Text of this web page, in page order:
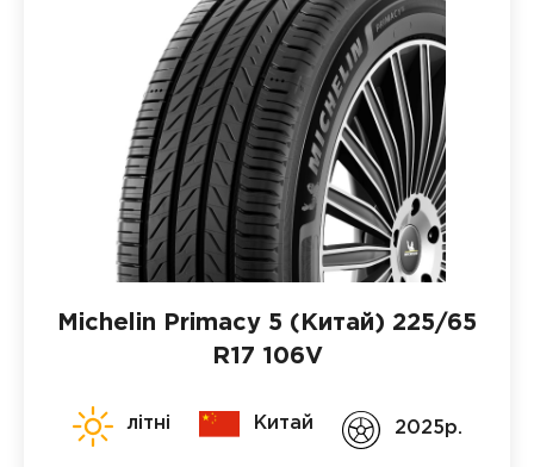
Michelin Primacy 5 (Китай) 225/65
R17 106V
літні Китай 2025p.